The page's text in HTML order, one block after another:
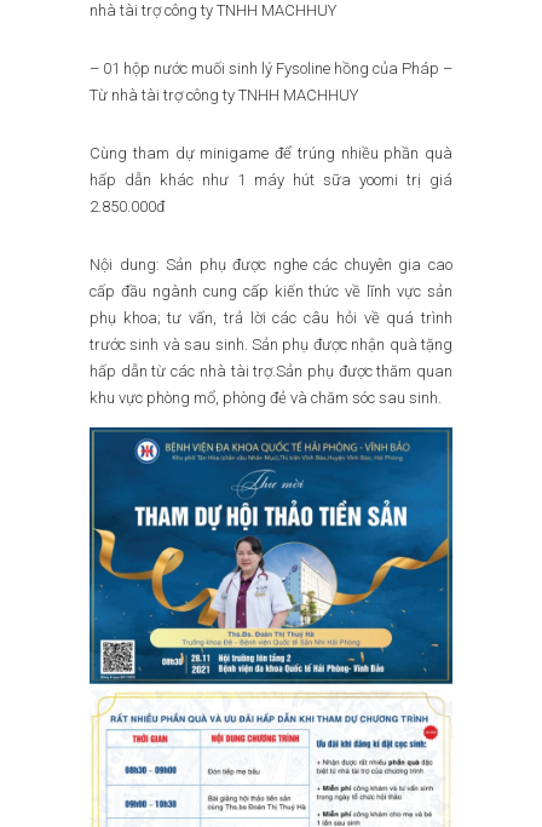
nhà tài trợ công ty TNHH MACHHUY
– 01 hộp nước muối sinh lý Fysoline hồng của Pháp –
Từ nhà tài trợ công ty TNHH MACHHUY
Cùng tham dự minigame để trúng nhiều phần quà
hấp dẫn khác như 1 máy hút sữa yoomi trị giá
2.850.000đ
Nội dung: Sản phụ được nghe các chuyên gia cao
cấp đầu ngành cung cấp kiến thức về lĩnh vực sản
phụ khoa; tư vấn, trả lời các câu hỏi về quá trình
trước sinh và sau sinh. Sản phụ được nhận quà tặng
hấp dẫn từ các nhà tài trợ.Sản phụ được thăm quan
khu vực phòng mổ, phòng đẻ và chăm sóc sau sinh.